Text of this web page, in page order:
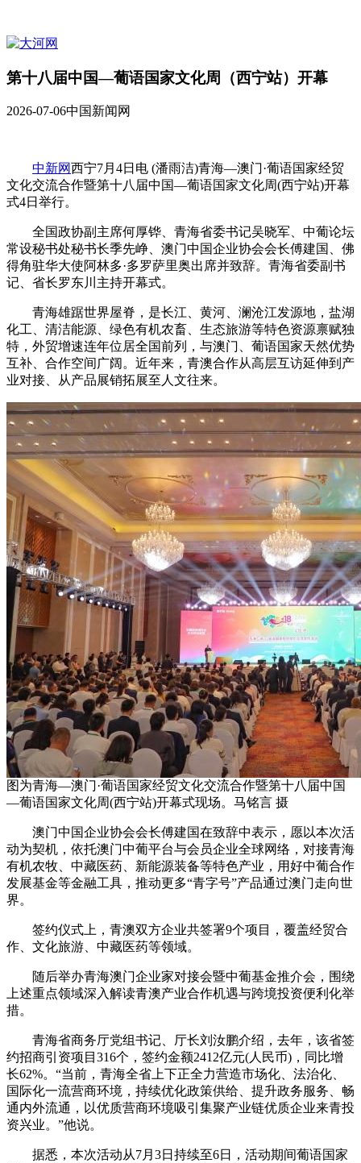
第十八届中国—葡语国家文化周（西宁站）开幕
2026-07-06中国新闻网
中新网西宁7月4日电 (潘雨洁)青海—澳门·葡语国家经贸
文化交流合作暨第十八届中国—葡语国家文化周(西宁站)开幕
式4日举行。
全国政协副主席何厚铧、青海省委书记吴晓军、中葡论坛
常设秘书处秘书长季先峥、澳门中国企业协会会长傅建国、佛
得角驻华大使阿林多·多罗萨里奥出席并致辞。青海省委副书
记、省长罗东川主持开幕式。
青海雄踞世界屋脊，是长江、黄河、澜沧江发源地，盐湖
化工、清洁能源、绿色有机农畜、生态旅游等特色资源禀赋独
特，外贸增速连年位居全国前列，与澳门、葡语国家天然优势
互补、合作空间广阔。近年来，青澳合作从高层互访延伸到产
业对接、从产品展销拓展至人文往来。
图为青海—澳门·葡语国家经贸文化交流合作暨第十八届中国
—葡语国家文化周(西宁站)开幕式现场。马铭言 摄
澳门中国企业协会会长傅建国在致辞中表示，愿以本次活
动为契机，依托澳门中葡平台与会员企业全球网络，对接青海
有机农牧、中藏医药、新能源装备等特色产业，用好中葡合作
发展基金等金融工具，推动更多“青字号”产品通过澳门走向世
界。
签约仪式上，青澳双方企业共签署9个项目，覆盖经贸合
作、文化旅游、中藏医药等领域。
随后举办青海澳门企业家对接会暨中葡基金推介会，围绕
上述重点领域深入解读青澳产业合作机遇与跨境投资便利化举
措。
青海省商务厅党组书记、厅长刘汝鹏介绍，去年，该省签
约招商引资项目316个，签约金额2412亿元(人民币)，同比增
长62%。“当前，青海全省上下正全力营造市场化、法治化、
国际化一流营商环境，持续优化政策供给、提升政务服务、畅
通内外流通，以优质营商环境吸引集聚产业链优质企业来青投
资兴业。”他说。
据悉，本次活动从7月3日持续至6日，活动期间葡语国家